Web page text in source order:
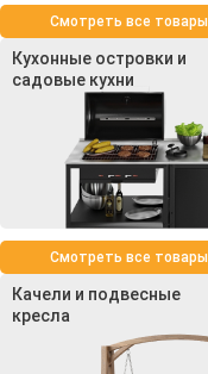
Смотреть все товары
Кухонные островки и
садовые кухни
Смотреть все товары
Качели и подвесные
кресла